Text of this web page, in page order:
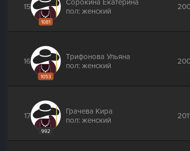
15
1081
Сорокина Екатерина
пол: женский
16
1053
Трифонова Ульяна
пол: женский
17
992
Грачева Кира
пол: женский